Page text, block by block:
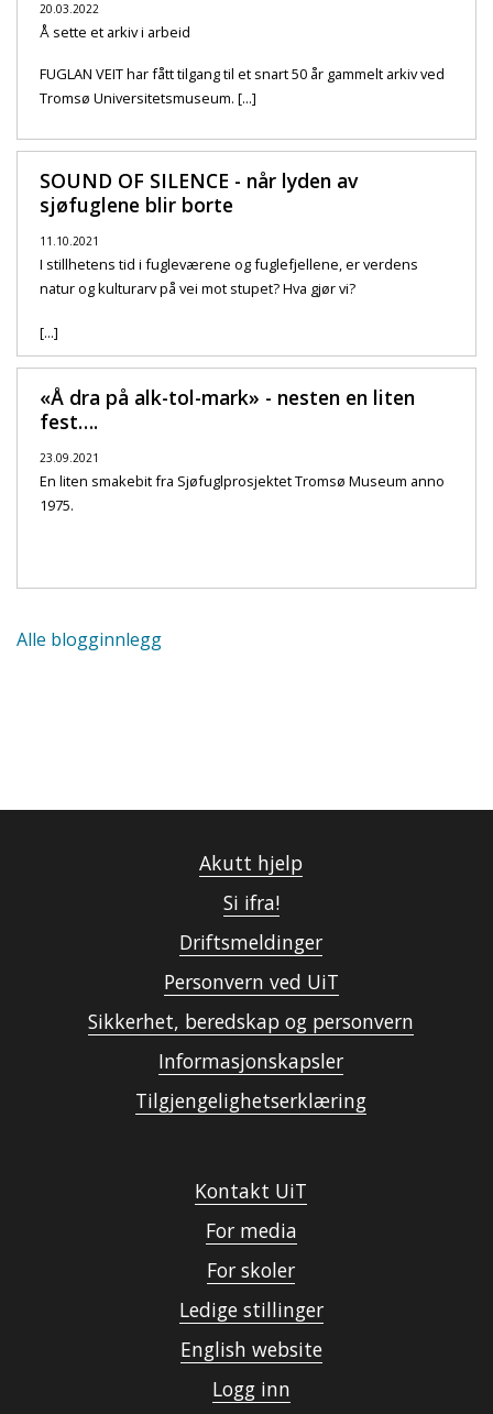
20.03.2022
Å sette et arkiv i arbeid
FUGLAN VEIT har fått tilgang til et snart 50 år gammelt arkiv ved
Tromsø Universitetsmuseum. [...]
SOUND OF SILENCE - når lyden av
sjøfuglene blir borte
11.10.2021
I stillhetens tid i fugleværene og fuglefjellene, er verdens
natur og kulturarv på vei mot stupet? Hva gjør vi?
[...]
«Å dra på alk-tol-mark» - nesten en liten
fest….
23.09.2021
En liten smakebit fra Sjøfuglprosjektet Tromsø Museum anno
1975.
Alle blogginnlegg
Akutt hjelp
Si ifra!
Driftsmeldinger
Personvern ved UiT
Sikkerhet, beredskap og personvern
Informasjonskapsler
Tilgjengelighetserklæring
Kontakt UiT
For media
For skoler
Ledige stillinger
English website
Logg inn